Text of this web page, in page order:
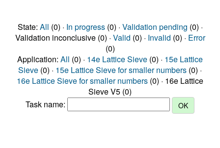
State: All (0) · In progress(0) · Validation pending (0) ·
Validation inconclusive (0) · Valid (0) · Invalid (0) · Error
(0)
Application: All (0) · 14e Lattice Sieve (0) · 15e Lattice
Sieve (0) · 15e Lattice Sieve for smaller numbers (0) ·
16e Lattice Sieve for smaller numbers (0) · 16e Lattice
Sieve V5 (0)
Task name: